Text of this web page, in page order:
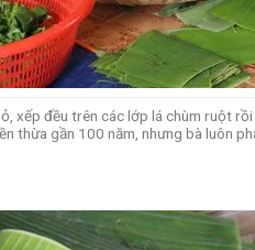
xếp đều trên các lớp lá chùm ruột
thừa gần 100 năm, nhưng bà luôn